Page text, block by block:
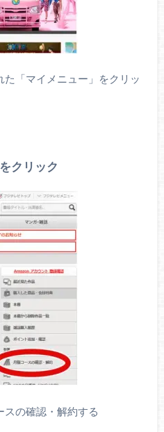
た「マイメニュー」をクリッ
クリック
スの確認・解約する